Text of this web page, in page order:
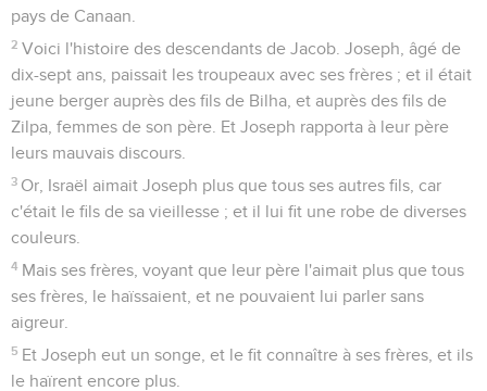
pays de Canaan.
2 Voici l'histoire des descendants de Jacob. Joseph, âgé de
dix-sept ans, paissait les troupeaux avec ses frères ; et il était
jeune berger auprès des fils de Bilha, et auprès des fils de
Zilpa, femmes de son père. Et Joseph rapporta à leur père
leurs mauvais discours.
3 Or, Israël aimait Joseph plus que tous ses autres fils, car
c'était le fils de sa vieillesse ; et il lui fit une robe de diverses
couleurs.
4 Mais ses frères, voyant que leur père l'aimait plus que tous
ses frères, le haïssaient, et ne pouvaient lui parler sans
aigreur.
5 Et Joseph eut un songe, et le fit connaître à ses frères, et ils
le haïrent encore plus.